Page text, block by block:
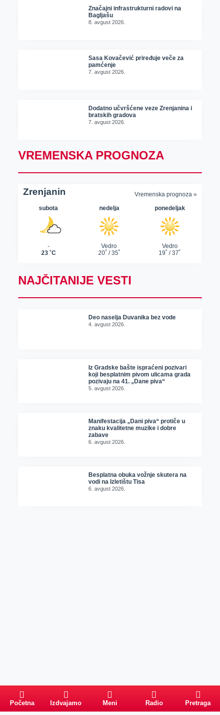
Značajni infrastrukturni radovi na
Bagljašu
8. avgust 2026.
Sasa Kovačević priređuje veče za
pamćenje
7. avgust 2026.
Dodatno učvršćene veze Zrenjanina i
bratskih gradova
7. avgust 2026.
VREMENSKA PROGNOZA
NAJČITANIJE VESTI
Deo naselja Duvanika bez vode
4. avgust 2026.
Iz Gradske bašte ispraćeni pozivari
koji besplatnim pivom ulicama grada
pozivaju na 41. „Dane piva“
5. avgust 2026.
Manifestacija „Dani piva“ protiče u
znaku kvalitetne muzike i dobre
zabave
6. avgust 2026.
Besplatna obuka vožnje skutera na
vodi na Izletištu Tisa
6. avgust 2026.
Početna Izdvajamo Meni Radio Pretraga